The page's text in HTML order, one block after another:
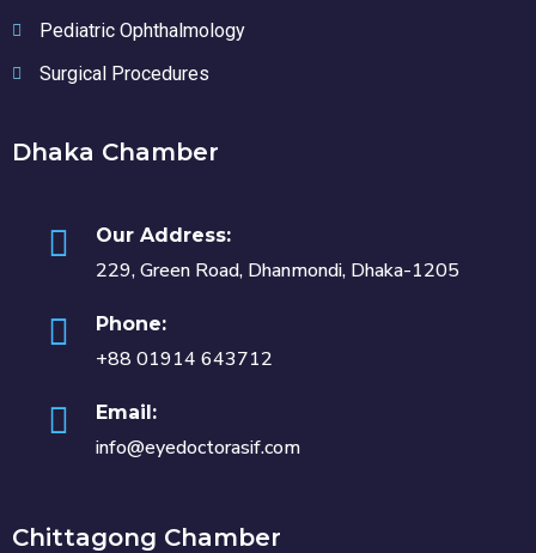
Pediatric Ophthalmology
Surgical Procedures
Dhaka Chamber
Our Address:
229, Green Road, Dhanmondi, Dhaka-1205
Phone:
+88 01914 643712
Email:
info@eyedoctorasif.com
Chittagong Chamber